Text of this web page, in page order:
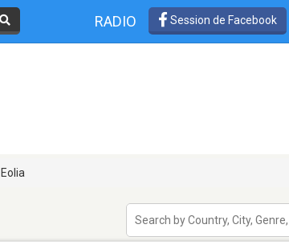
RADIO Session de Facebook
Eolia